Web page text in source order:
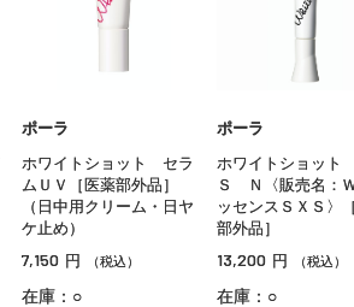
ポーラ
ホワイトショット セラ
ムＵＶ［医薬部外品］
（日中用クリーム・日ヤ
ケ止め）
7,150 円 （税込）
在庫：○
ポーラ
ホワイトショッ
Ｓ Ｎ〈販売名：
ッセンスＳＸＳ〉
部外品］
13,200 円 （税込）
在庫：○